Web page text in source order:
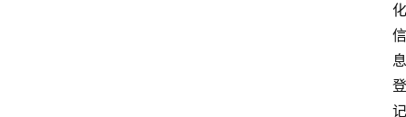
化
信
息
登
记